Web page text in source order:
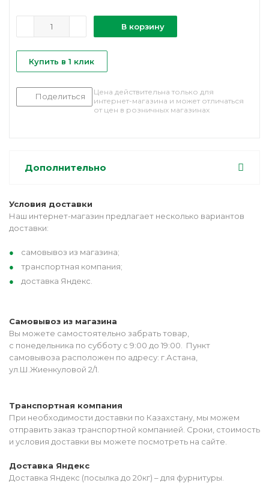
В корзину
Купить в 1 клик
Поделиться
Цена действительна только для
интернет-магазина и может отличаться
от цен в розничных магазинах
Дополнительно
Условия доставки
Наш интернет-магазин предлагает несколько вариантов
доставки:
самовывоз из магазина;
транспортная компания;
доставка Яндекс.
Самовывоз из магазина
Вы можете самостоятельно забрать товар,
с понедельника по субботу с 9:00 до 19:00. Пункт
самовывоза расположен по адресу: г.Астана,
ул.Ш.Жиенкуловой 2/1.
Транспортная компания
При необходимости доставки по Казахстану, мы можем
отправить заказ транспортной компанией. Сроки, стоимость
и условия доставки вы можете посмотреть на сайте.
Доставка Яндекс
Доставка Яндекс (посылка до 20кг) – для фурнитуры.